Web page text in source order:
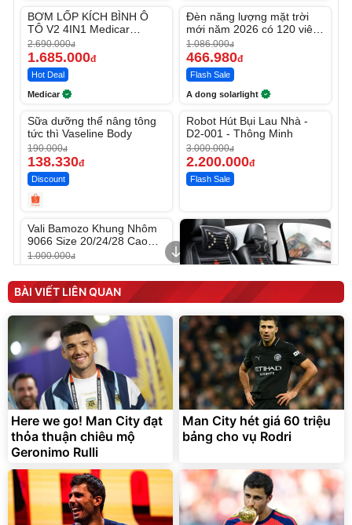
-37%
BƠM LỐP KÍCH BÌNH Ô
TÔ V2 4IN1 Medicar
12.000mAh
2.690.000đ
1.685.000đ
Hot Deal
Medicar
-56%
Đèn năng lượng mặt trời
mới năm 2026 có 120 viên
LED lớn
1.086.000đ
466.980đ
Flash Sale
A dong solarlight
-27%
Sữa dưỡng thể nâng tông
tức thì Vaseline Body
190.000đ
138.330đ
Discount
-26%
Robot Hút Bụi Lau Nhà -
D2-001 - Thông Minh
3.000.000đ
2.200.000đ
Flash Sale
Vali Bamozo Khung Nhôm
9066 Size 20/24/28 Cao
Cấp
1.000.000đ
825.000
Flash Sale
Lót ghế ôtô, nâng lưng
chống nóng giúp thoải mái
trong di chuyển
295.000 đ
Đã bán nhiều
BÀI VIẾT LIÊN QUAN
Here we go! Man City đạt
thỏa thuận chiêu mộ
Geronimo Rulli
Man City hét giá 60 triệu
bảng cho vụ Rodri